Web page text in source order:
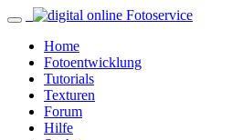
Home
Fotoentwicklung
Tutorials
Texturen
Forum
Hilfe